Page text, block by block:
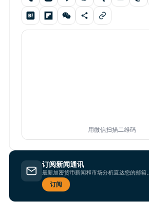
用微信扫描二维码
订阅新闻通讯
最新加密货币新闻和市场分析直达您的邮箱。
订阅